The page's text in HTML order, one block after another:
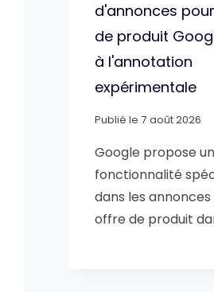
d'annonces
de produit
à l'annotation
expérimentale
Publié le 7 août 2026
Google propose
fonctionnalité
dans les
offre de produit